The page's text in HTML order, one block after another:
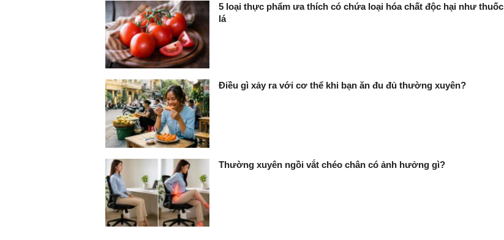
5 loại thực phẩm ưa thích có chứa loại hóa chất độc hại như thuốc
lá
Điều gì xảy ra với cơ thể khi bạn ăn đu đủ thường xuyên?
Thường xuyên ngồi vắt chéo chân có ảnh hưởng gì?